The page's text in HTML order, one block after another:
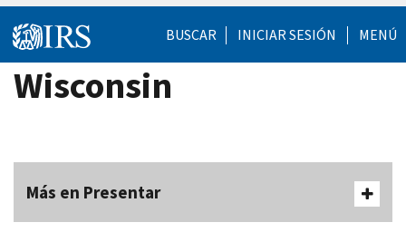
BUSCAR INICIAR SESIÓN MENÚ
Wisconsin
Más en Presentar